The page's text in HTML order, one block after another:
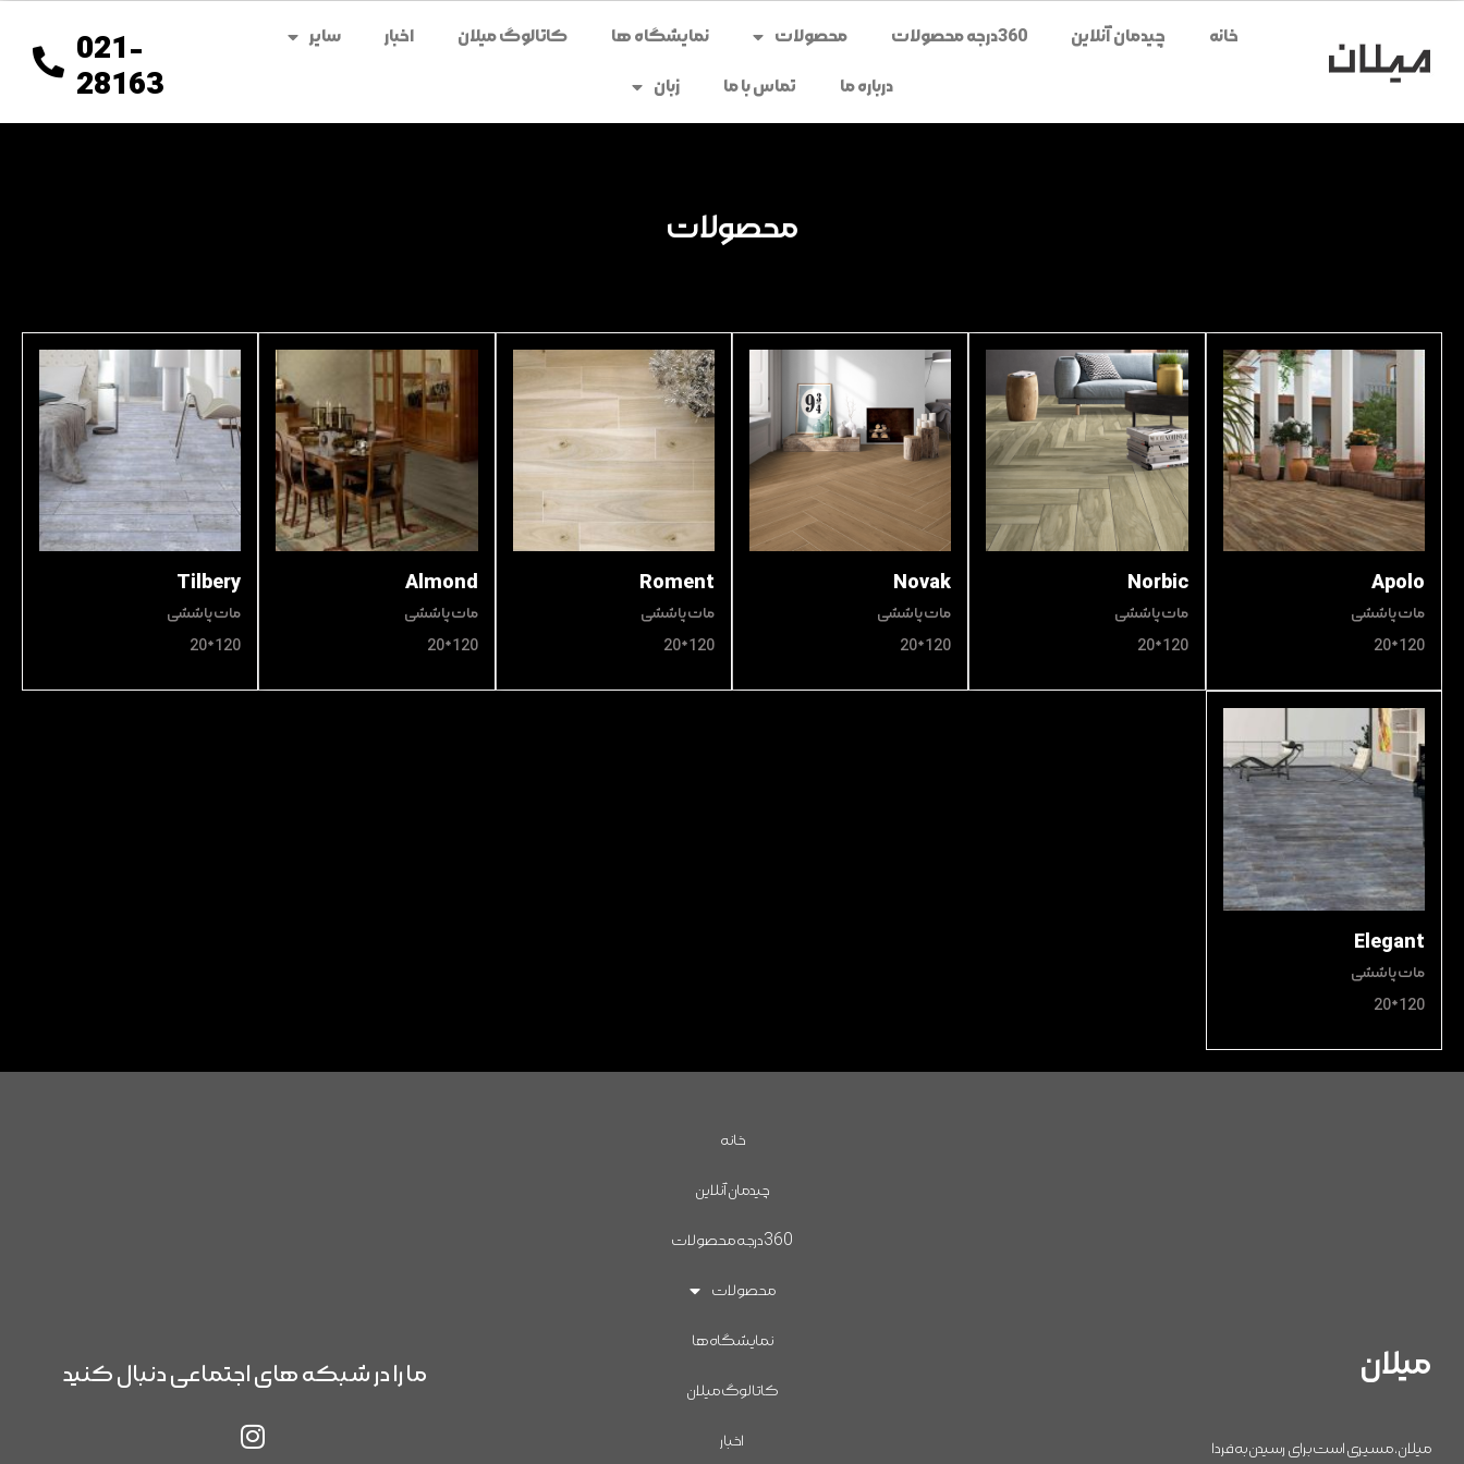
خانه چیدمان آنلاین 360درجه محصولات محصولات نمایشگاه ها کاتالوگ میلان اخبار سایر
درباره ما تماس با ما زبان
021-
28163
محصولات
Apolo
مات پاششی
120*20
Norbic
مات پاششی
120*20
Novak
مات پاششی
120*20
Roment
مات پاششی
120*20
Almond
مات پاششی
120*20
Tilbery
مات پاششی
120*20
Elegant
مات پاششی
120*20
میلان
میلان، مسیری است برای رسیدن به فردا
خانه
چیدمان آنلاین
360درجه محصولات
محصولات
نمایشگاه ها
کاتالوگ میلان
اخبار
ما را در شبکه های اجتماعی دنبال کنید